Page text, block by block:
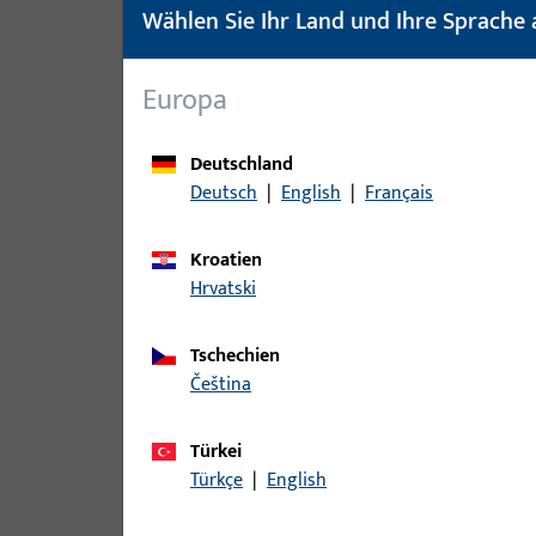
Buchse
16
Drehflügelband
38
Drehsperre
(Kindersicherung)
Drückerstift
Ecklager - Ecklagerbock
66
Eckwinkelfalzband
Falle
Falzeckband
Federn
Wählen Sie Ihr Land und Ihre Sprache
Europa
Deutschland
Deutsch | English | Français
Kroatien
Hrvatski
Tschechien
čeština
Türkei
Türkçe | English